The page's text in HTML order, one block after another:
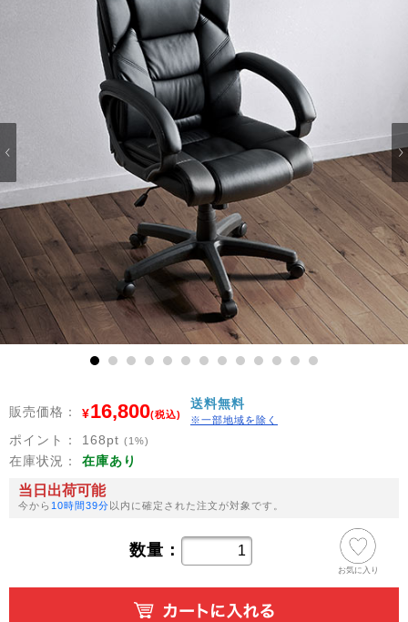
10 11 12
販売価格： ¥16,800(税込)
送料無料
※一部地域を除く
ポイント： 168pt (1%)
在庫状況： 在庫あり
当日出荷可能
今から 10時間39分以内に確定された注文が対象です。
数量：
お気に入り